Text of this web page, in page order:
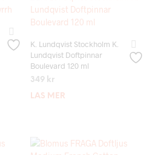
K. Lundqvist Stockholm K.
Lundqvist Doftpinnar
Boulevard 120 ml
349 kr
LÄS MER